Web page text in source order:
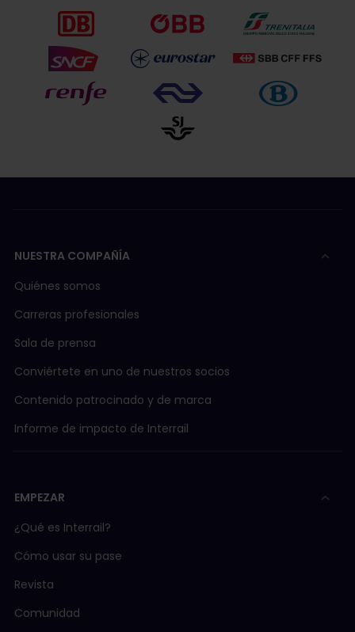
NUESTRA COMPAÑÍA
Quiénes somos
Carreras profesionales
Sala de prensa
Conviértete en uno de nuestros socios
Contenido patrocinado y de marca
Informe de impacto de Interrail
EMPEZAR
¿Qué es Interrail?
Cómo usar su pase
Revista
Comunidad